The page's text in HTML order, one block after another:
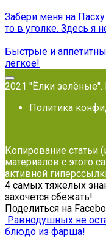
Забери меня на
то в уголке. Здесь я
Быстрые и
легкое!
2021 "Ёлки
Политика
Копирование статьи
материалов с этого
активной
4 самых тяжелых
захочется сбежать!
Поделиться на
Равнодушных не
блюдо из фарша!